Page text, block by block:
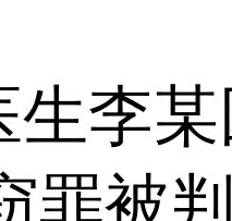
生李
罪被